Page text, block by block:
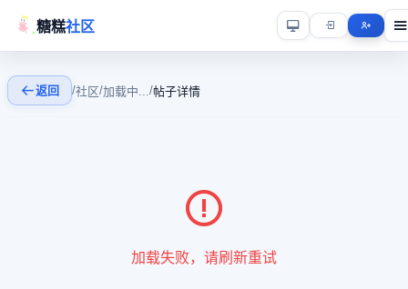
糖糕社区
返回 /社区/加载中.../帖子详情
加载失败，请刷新重试